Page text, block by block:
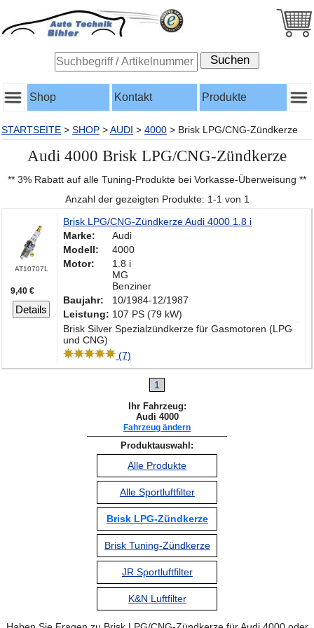
Shop Kontakt Produkte
STARTSEITE > SHOP >AUDI > 4000 > Brisk LPG/CNG-Zündkerze
Audi 4000 Brisk LPG/CNG-Zündkerze
** 3% Rabatt auf alle Tuning-Produkte bei Vorkasse-Überweisung **
Anzahl der gezeigten Produkte: 1-1 von 1
AT10707L
9,40 €
Details
Brisk LPG/CNG-Zündkerze Audi 4000 1.8 i
Marke:
Audi
Modell:
4000
Motor:
1.8 i
MG
Benziner
Baujahr:
10/1984-12/1987
Leistung: 107 PS (79 kW)
Brisk Silver Spezialzündkerze für Gasmotoren (LPG
und CNG)
(7)
1
Ihr Fahrzeug:
Audi 4000
Fahrzeug ändern
Produktauswahl:
Alle Produkte
Alle Sportluftfilter
Brisk LPG-Zündkerze
Brisk Tuning-Zündkerze
JR Sportluftfilter
K&N Luftfilter